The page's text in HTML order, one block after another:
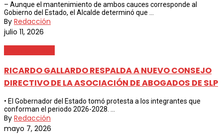
– Aunque el mantenimiento de ambos cauces corresponde al
Gobierno del Estado, el Alcalde determinó que ...
By Redacción
julio 11, 2026
RICARDO GALLARDO RESPALDA A NUEVO CONSEJO
DIRECTIVO DE LA ASOCIACIÓN DE ABOGADOS DE SLP
•⁠ ⁠El Gobernador del Estado tomó protesta a los integrantes que
conforman el periodo 2026-2028. ...
By Redacción
mayo 7, 2026